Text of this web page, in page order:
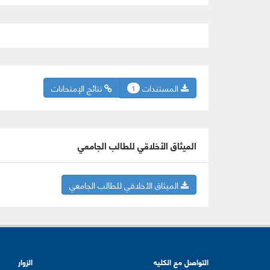
نتائج الإمتحانات المستندات 1
الميثاق الأخلاقي للطالب الجامعي
الميثاق الأخلاقي للطالب الجامعي
الزوار التواصل مع الكليه